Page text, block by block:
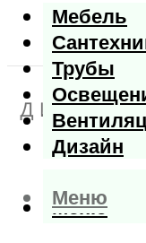
Мебель
Трубы
Дизайн
Меню
Меню